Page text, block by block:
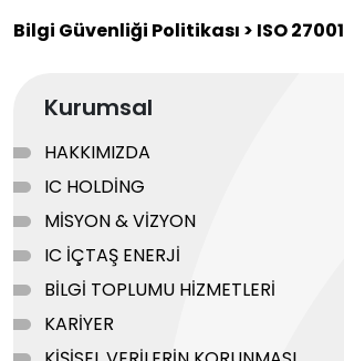
Kurumsal
HAKKIMIZDA
IC HOLDİNG
MİSYON & VİZYON
IC İÇTAŞ ENERJİ
BİLGİ TOPLUMU HİZMETLERİ
KARİYER
Bilgi Güvenliği Politikası > ISO 27001